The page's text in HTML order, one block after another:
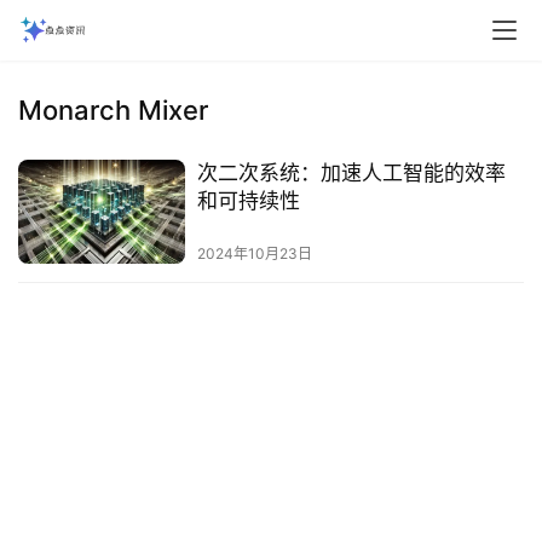
Monarch Mixer
次二次系统：加速人工智能的效率
和可持续性
2024年10月23日